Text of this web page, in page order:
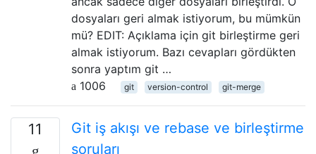
dosyaları geri almak istiyorum, bu mümkün
mü? EDIT: Açıklama için git birleştirme geri
almak istiyorum. Bazı cevapları gördükten
sonra yaptım git …
1006
git version-control git-merge
11
Git iş akışı ve rebase ve birleştirme
soruları